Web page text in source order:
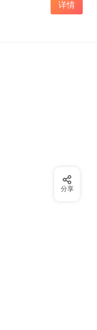
详情
分享